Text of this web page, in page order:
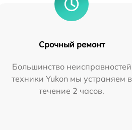
Срочный ремонт
Большинство неисправностей
техники Yukon мы устраняем в
течение 2 часов.